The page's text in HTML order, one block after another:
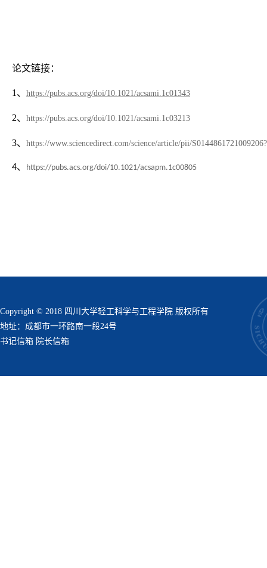
论文链接：
1、 https://pubs.acs.org/doi/10.1021/acsami.1c01343
2、 https://pubs.acs.org/doi/10.1021/acsami.1c03213
3、 https://www.sciencedirect.com/science/article/pii/
4、 https://pubs.acs.org/doi/10.1021/acsapm.1c00805
Copyright © 2018 四川大学轻工科学与工程学院 版权所有
地址：成都市一环路南一段24号
书记信箱 院长信箱